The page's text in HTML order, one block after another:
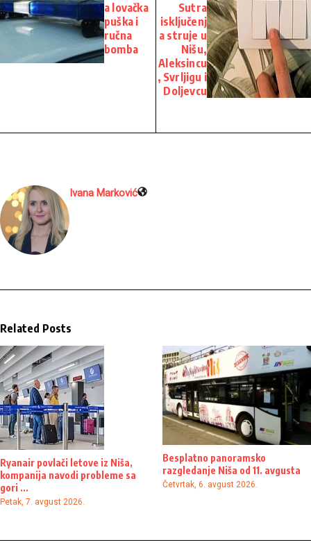
a lovačka
puška i
ručna
bomba
Sutra
isključenj
a struje u
Nišu,
Aleksincu
, Svrljigu i
Doljevcu
Ivana Marković
Related Posts
Ryanair povlači letove iz Niša,
kompanija navodi probleme sa
gori ...
Petak, 7. avgust 2026.
Besplatno panoramsko
razgledanje Niša od 11. avgusta
Četvrtak, 6. avgust 2026.